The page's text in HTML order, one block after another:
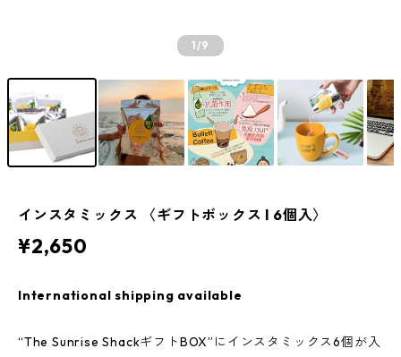
1/9
インスタミックス 〈ギフトボックス l 6個入〉
¥2,650
International shipping available
“The Sunrise ShackギフトBOX”にインスタミックス6個が入